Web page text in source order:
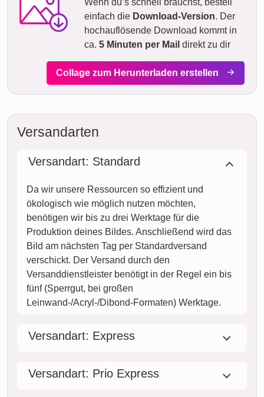
Wenn du’s schnell brauchst, bestell
einfach die Download-Version. Der
hochauflösende Download kommt in
ca. 5 Minuten per Mail direkt zu dir
Collage zum Herunterladen erstellen
Versandarten
Versandart: Standard
Da wir unsere Ressourcen so effizient und
ökologisch wie möglich nutzen möchten,
benötigen wir bis zu drei Werktage für die
Produktion deines Bildes. Anschließend wird das
Bild am nächsten Tag per Standardversand
verschickt. Der Versand durch den
Versanddienstleister benötigt in der Regel ein bis
fünf (Sperrgut, bei großen
Leinwand-/Acryl-/Dibond-Formaten) Werktage.
Versandart: Express
Versandart: Prio Express